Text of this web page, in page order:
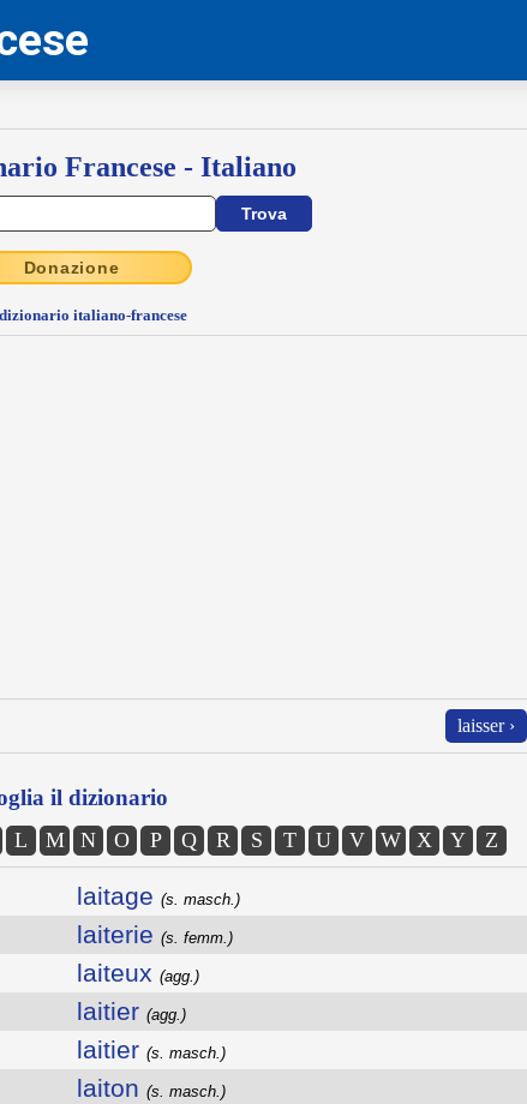
Francese - Italiano
Donazione
italiano-francese
laisser ›
il dizionario
L M N O P Q R S T U V W X Y Z
laitage (s. masch.)
laiterie (s. femm.)
laiteux (agg.)
laitier (agg.)
laitier (s. masch.)
laiton (s. masch.)